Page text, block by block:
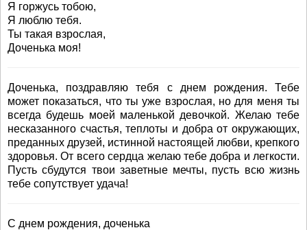
Я горжусь тобою,
Я люблю тебя.
Ты такая взрослая,
Доченька моя!
Доченька, поздравляю тебя с днем рождения. Тебе
может показаться, что ты уже взрослая, но для меня ты
всегда будешь моей маленькой девочкой. Желаю тебе
несказанного счастья, теплоты и добра от окружающих,
преданных друзей, истинной настоящей любви, крепкого
здоровья. От всего сердца желаю тебе добра и легкости.
Пусть сбудутся твои заветные мечты, пусть всю жизнь
тебе сопутствует удача!
С днем рождения, доченька